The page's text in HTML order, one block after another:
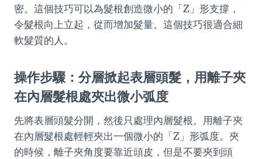
密。這個技巧可以為髮根創造微小的「Z」形支撐，
令髮根向上立起，從而增加髮量。這個技巧很適合細
軟髮質的人。
操作步驟：分層掀起表層頭髮，用離子夾
在內層髮根處夾出微小弧度
先將表層頭髮分開，然後只處理內層髮根。用離子夾
在內層髮根處輕輕夾出一個微小的「Z」形弧度。夾
的時候，離子夾角度要靠近頭皮，但是不要夾到頭